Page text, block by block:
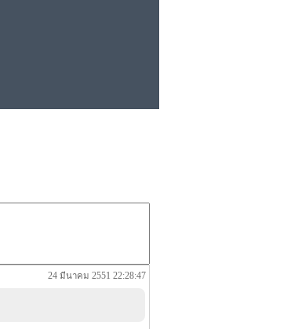
24 มีนาคม 2551 22:28:47